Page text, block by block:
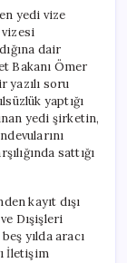
Sebepler
Neler?
için
yedi vize
vizesi
dair
Bakanı Ömer
yazılı soru
yaptığı
yedi şirketin,
sattığı
kayıt dışı
Dışişleri
yılda aracı
İletişim